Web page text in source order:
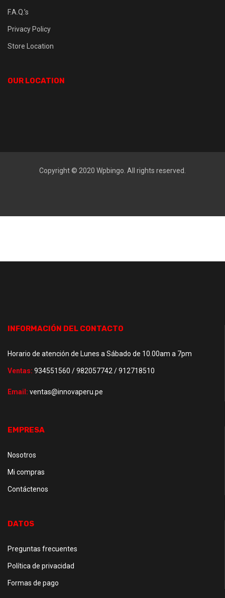
F.A.Q.’s
Privacy Policy
Store Location
OUR LOCATION
Copyright © 2020 Wpbingo. All rights reserved.
INFORMACIÓN DEL CONTACTO
Horario de atención de Lunes a Sábado de 10.00am a 7pm
Ventas: 934551560 / 982057742 / 912718510
Email: ventas@innovaperu.pe
EMPRESA
Nosotros
Mi compras
Contáctenos
DATOS
Preguntas frecuentes
Política de privacidad
Formas de pago